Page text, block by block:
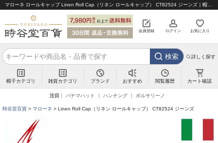
会員登録 ログイン お気に入り
検索 詳しく探す
帽子カテゴリ 雑貨カテゴリ ブランド おすすめ 閲覧履歴 カート確認
注目 パナマハット ハンチング ボルサリーノ
時谷堂百貨 マローネ Linen Roll Cap（リネン ロールキャップ） CT82524 ジーンズ